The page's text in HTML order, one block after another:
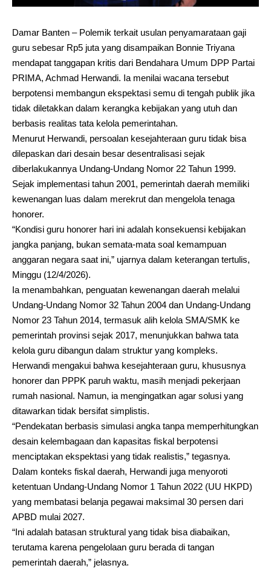
Damar Banten – Polemik terkait usulan penyamarataan gaji
guru sebesar Rp5 juta yang disampaikan Bonnie Triyana
mendapat tanggapan kritis dari Bendahara Umum DPP Partai
PRIMA, Achmad Herwandi. Ia menilai wacana tersebut
berpotensi membangun ekspektasi semu di tengah publik jika
tidak diletakkan dalam kerangka kebijakan yang utuh dan
berbasis realitas tata kelola pemerintahan.
Menurut Herwandi, persoalan kesejahteraan guru tidak bisa
dilepaskan dari desain besar desentralisasi sejak
diberlakukannya Undang-Undang Nomor 22 Tahun 1999.
Sejak implementasi tahun 2001, pemerintah daerah memiliki
kewenangan luas dalam merekrut dan mengelola tenaga
honorer.
“Kondisi guru honorer hari ini adalah konsekuensi kebijakan
jangka panjang, bukan semata-mata soal kemampuan
anggaran negara saat ini,” ujarnya dalam keterangan tertulis,
Minggu (12/4/2026).
Ia menambahkan, penguatan kewenangan daerah melalui
Undang-Undang Nomor 32 Tahun 2004 dan Undang-Undang
Nomor 23 Tahun 2014, termasuk alih kelola SMA/SMK ke
pemerintah provinsi sejak 2017, menunjukkan bahwa tata
kelola guru dibangun dalam struktur yang kompleks.
Herwandi mengakui bahwa kesejahteraan guru, khususnya
honorer dan PPPK paruh waktu, masih menjadi pekerjaan
rumah nasional. Namun, ia mengingatkan agar solusi yang
ditawarkan tidak bersifat simplistis.
“Pendekatan berbasis simulasi angka tanpa memperhitungkan
desain kelembagaan dan kapasitas fiskal berpotensi
menciptakan ekspektasi yang tidak realistis,” tegasnya.
Dalam konteks fiskal daerah, Herwandi juga menyoroti
ketentuan Undang-Undang Nomor 1 Tahun 2022 (UU HKPD)
yang membatasi belanja pegawai maksimal 30 persen dari
APBD mulai 2027.
“Ini adalah batasan struktural yang tidak bisa diabaikan,
terutama karena pengelolaan guru berada di tangan
pemerintah daerah,” jelasnya.